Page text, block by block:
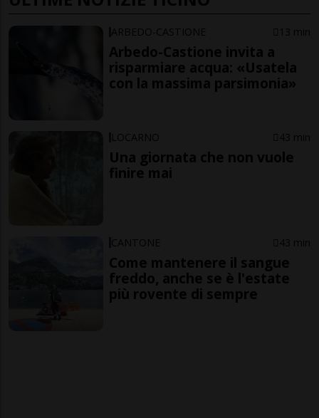
ARBEDO-CASTIONE 13 min
Arbedo-Castione invita a
risparmiare acqua: «Usatela
con la massima parsimonia»
LOCARNO 43 min
Una giornata che non vuole
finire mai
CANTONE 43 min
Come mantenere il sangue
freddo, anche se è l'estate
più rovente di sempre